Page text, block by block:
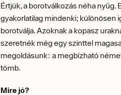
Értjük, a borotválkozás néha nyűg.
gyakorlatilag mindenki; különösen
borotválja. Azoknak a kopasz
szeretnék még egy szinttel
megoldásunk: a megbízható
tömb.
Mire jó?